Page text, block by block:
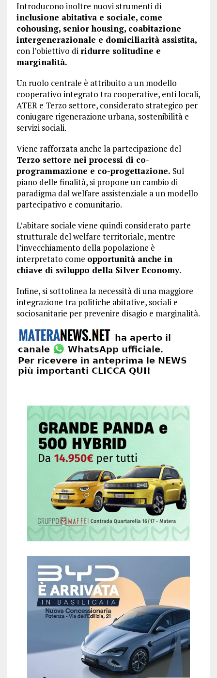
Introducono inoltre nuovi strumenti di
inclusione abitativa e sociale, come
cohousing, senior housing, coabitazione
intergenerazionale e domiciliarità assistita,
con l’obiettivo di ridurre solitudine e
marginalità.
Un ruolo centrale è attribuito a un modello
cooperativo integrato tra cooperative, enti locali,
ATER e Terzo settore, considerato strategico per
coniugare rigenerazione urbana, sostenibilità e
servizi sociali.
Viene rafforzata anche la partecipazione del
Terzo settore nei processi di co-
programmazione e co-progettazione. Sul
piano delle finalità, si propone un cambio di
paradigma dal welfare assistenziale a un modello
partecipativo e comunitario.
L’abitare sociale viene quindi considerato parte
strutturale del welfare territoriale, mentre
l’invecchiamento della popolazione è
interpretato come opportunità anche in
chiave di sviluppo della Silver Economy.
Infine, si sottolinea la necessità di una maggiore
integrazione tra politiche abitative, sociali e
sociosanitarie per prevenire disagio e marginalità.